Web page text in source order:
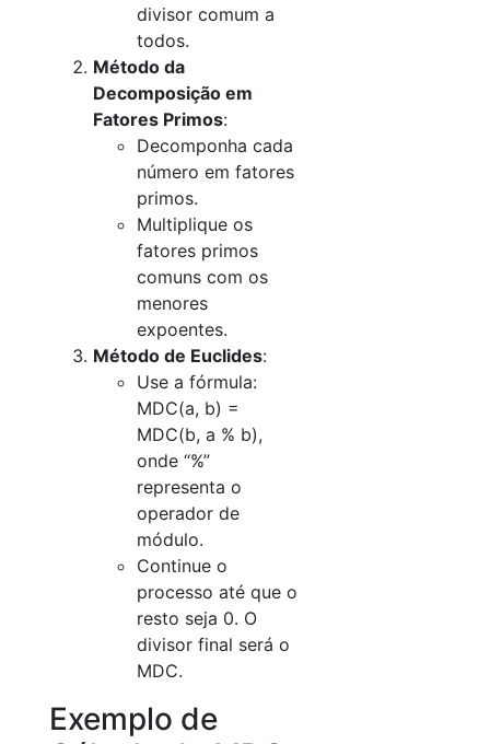
divisor comum a
todos.
Método da
Decomposição em
Fatores Primos:
Decomponha cada
número em fatores
primos.
Multiplique os
fatores primos
comuns com os
menores
expoentes.
Método de Euclides:
Use a fórmula:
MDC(a, b) =
MDC(b, a % b),
onde “%”
representa o
operador de
módulo.
Continue o
processo até que o
resto seja 0. O
divisor final será o
MDC.
Exemplo de